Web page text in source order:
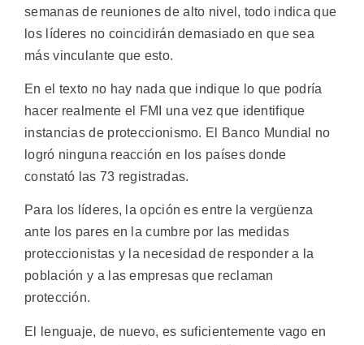
semanas de reuniones de alto nivel, todo indica que
los líderes no coincidirán demasiado en que sea
más vinculante que esto.
En el texto no hay nada que indique lo que podría
hacer realmente el FMI una vez que identifique
instancias de proteccionismo. El Banco Mundial no
logró ninguna reacción en los países donde
constató las 73 registradas.
Para los líderes, la opción es entre la vergüenza
ante los pares en la cumbre por las medidas
proteccionistas y la necesidad de responder a la
población y a las empresas que reclaman
protección.
El lenguaje, de nuevo, es suficientemente vago en